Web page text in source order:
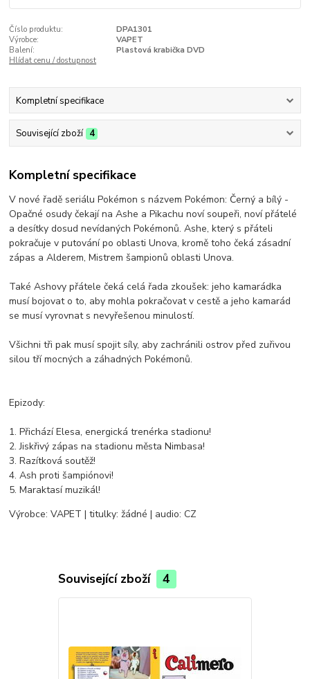
Číslo produktu:
DPA1301
Výrobce:
VAPET
Balení:
Plastová krabička DVD
Hlídat cenu / dostupnost
Kompletní specifikace
Související zboží 4
Kompletní specifikace
V nové řadě seriálu Pokémon s názvem Pokémon: Černý a bílý -
Opačné osudy čekají na Ashe a Pikachu noví soupeři, noví přátelé
a desítky dosud nevídaných Pokémonů. Ashe, který s přáteli
pokračuje v putování po oblasti Unova, kromě toho čeká zásadní
zápas a Alderem, Mistrem šampionů oblasti Unova.
Také Ashovy přátele čeká celá řada zkoušek: jeho kamarádka
musí bojovat o to, aby mohla pokračovat v cestě a jeho kamarád
se musí vyrovnat s nevyřešenou minulostí.
Všichni tři pak musí spojit síly, aby zachránili ostrov před zuřivou
silou tří mocných a záhadných Pokémonů.
Epizody:
1. Přichází Elesa, energická trenérka stadionu!
2. Jiskřivý zápas na stadionu města Nimbasa!
3. Razítková soutěž!
4. Ash proti šampiónovi!
5. Maraktasí muzikál!
Výrobce: VAPET | titulky: žádné | audio: CZ
Související zboží 4